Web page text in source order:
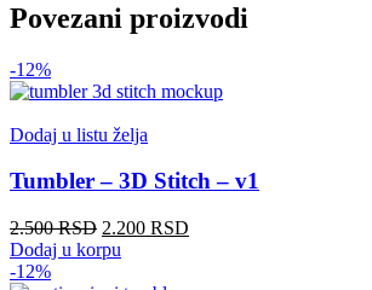
Povezani proizvodi
-12%
Dodaj u listu želja
Tumbler – 3D Stitch – v1
2.500RSD Originalna
cena
2.200 RSD
Dodaj u korpu
-12%